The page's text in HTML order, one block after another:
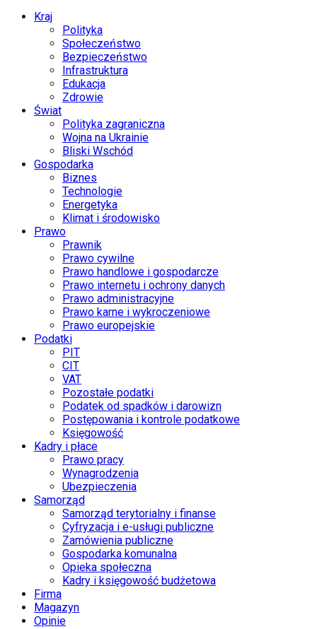
Kraj
Polityka
Społeczeństwo
Bezpieczeństwo
Infrastruktura
Edukacja
Zdrowie
Świat
Polityka zagraniczna
Wojna na Ukrainie
Bliski Wschód
Gospodarka
Biznes
Technologie
Energetyka
Klimat i środowisko
Prawo
Prawnik
Prawo cywilne
Prawo handlowe i gospodarcze
Prawo internetu i ochrony danych
Prawo administracyjne
Prawo karne i wykroczeniowe
Prawo europejskie
Podatki
PIT
CIT
VAT
Pozostałe podatki
Podatek od spadków i darowizn
Postępowania i kontrole podatkowe
Księgowość
Kadry i płace
Prawo pracy
Wynagrodzenia
Ubezpieczenia
Samorząd
Samorząd terytorialny i finanse
Cyfryzacja i e-usługi publiczne
Zamówienia publiczne
Gospodarka komunalna
Opieka społeczna
Kadry i księgowość budżetowa
Firma
Magazyn
Opinie